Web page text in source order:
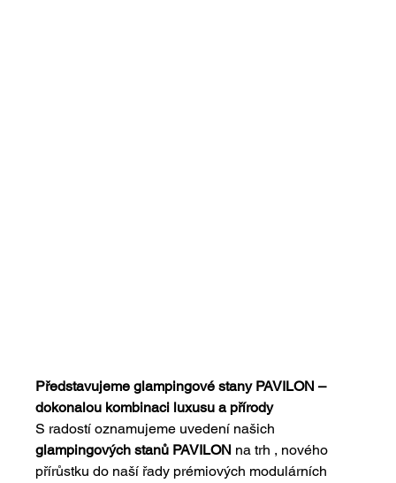
Představujeme glampingové stany PAVILON –
dokonalou kombinaci luxusu a přírody
S radostí oznamujeme uvedení našich
glampingových stanů PAVILON na trh , nového
přírůstku do naší řady prémiových modulárních